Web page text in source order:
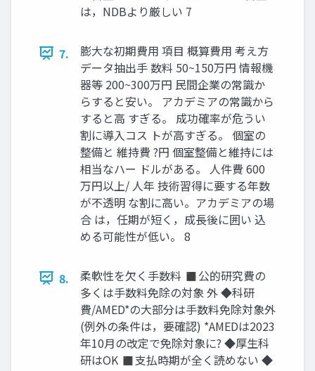
は，NDBより厳しい 7
7.
膨大な初期費用 項目 概算費用 考え方
データ抽出手 数料 50~150万円 情報機
器等 200~300万円 民間企業の常識か
らすると安い。 アカデミアの常識から
すると高 すぎる。 成功確率が危うい
割に導入コス トが高すぎる。 個室の
整備と 維持費 ?円 個室整備と維持には
相当なハー ドルがある。 人件費 600
万円以上/ 人年 技術習得に要する年数
が不透明 な割に高い。アカデミアの場
合 は，任期が短く，成長後に囲い 込
める可能性が低い。 8
8.
柔軟性を欠く手数料 ◼公的研究費の
多くは手数料免除の対象 外 ◆科研
費/AMED*の大部分は手数料免除対象外
(例外の条件は，要確認) *AMEDは2023
年10月の改定で免除対象に? ◆厚生科
研はOK ◼支払時期が全く読めない ◆